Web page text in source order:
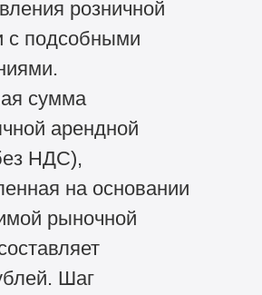
розничной
с подсобными
сумма
арендной
НДС),
на основании
рыночной
Шаг